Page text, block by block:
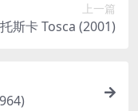
上一篇
托斯卡 Tosca (2001)